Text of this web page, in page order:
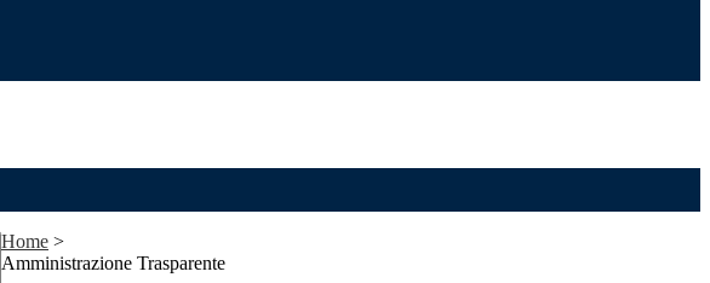
Home >
Amministrazione Trasparente